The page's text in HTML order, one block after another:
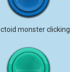
monster clicking